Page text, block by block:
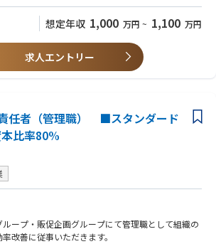
の推進
・バリュー(VMV)の全社浸透の推進サポート
）
業界、または多角化事業を展開する企業での広報経
外メディア対応、英語での情報発信）の経験
理解し、それを言語化して社会へ伝えることに情熱
越え、関係者を巻き込みながら目的を達成できる高
業価値を守ることに強い責任感のある方。
ります（社長同行が多いです）。
想定年収 1,000 万円 ~ 1,100 万円
求人エントリー
任者（管理職） ■スタンダード
比率80%
ープ・販促企画グループにて管理職として組織の
改善に従事いただきます。